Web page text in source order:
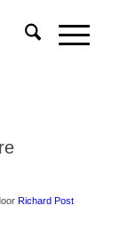
Richard Post